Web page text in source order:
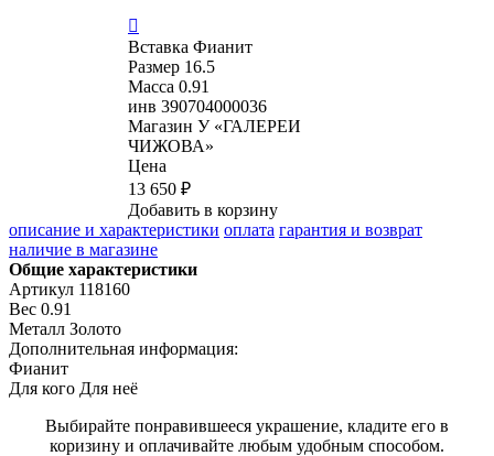

Вставка Фианит
Размер 16.5
Масса 0.91
инв 390704000036
Магазин У «ГАЛЕРЕИ
ЧИЖОВА»
Цена
13 650 ₽
Добавить в корзину
описание и характеристики оплата гарантия и возврат
наличие в магазине
Общие характеристики
Артикул 118160
Вес 0.91
Металл Золото
Дополнительная информация:
Фианит
Для кого Для неё
Выбирайте понравившееся украшение, кладите его в
коризину и оплачивайте любым удобным способом.